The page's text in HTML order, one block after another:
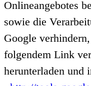
Onlineangebotes
sowie die
Google
folgendem Link
herunterladen und